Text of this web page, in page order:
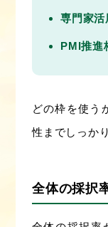
専門家
PMI推進
どの枠を使う
性までしっか
全体の採択